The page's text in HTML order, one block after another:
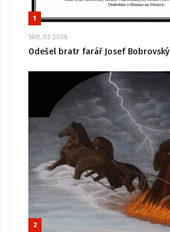
1
SRP, 03 2026
Odešel bratr farář Josef Bobrovský
2